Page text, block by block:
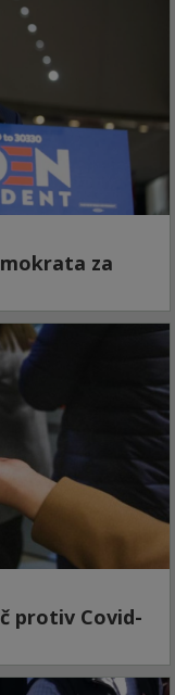
za
protiv Covid-